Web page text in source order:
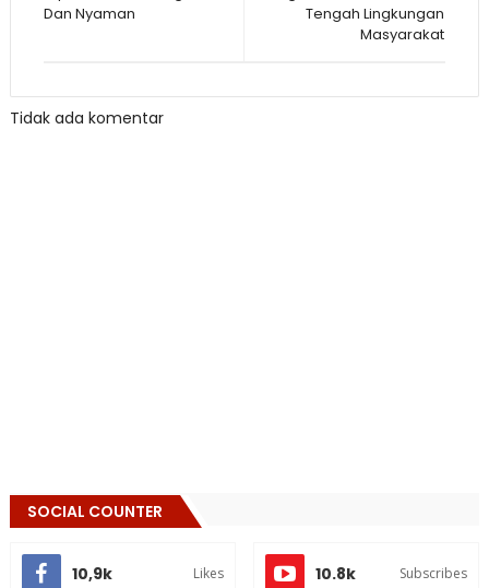
Tengah Lingkungan
Masyarakat
Dan Nyaman
Tidak ada komentar
SOCIAL COUNTER
10,9k Likes 10.8k Subscribes